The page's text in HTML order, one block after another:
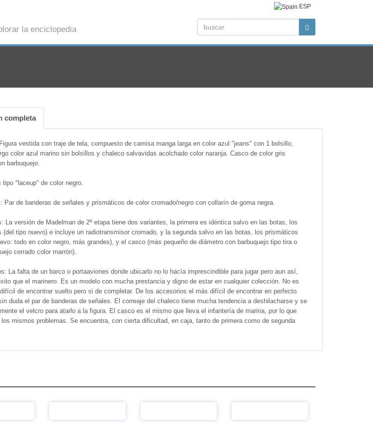
ESP
la enciclopedia
completa
vestida con traje de tela, compuesto de camisa manga larga en color azul "jeans" con 1 bolsillo,
color azul marino sin bolsillos y chaleco salvavidas acolchado color naranja. Casco de color gris
barbuquejo.
tipo "laceup" de color negro.
Par de banderas de señales y prismáticos de color cromado/negro con collarín de goma negra.
La versión de Madelman de 2ª etapa tiene dos variantes, la primera es idéntica salvo en las botas, los
(del tipo nuevo) e incluye un radiotransmisor cromado, y la segunda salvo en las botas, los prismáticos
todo en color negro, más grandes), y el casco (más pequeño de diámetro con barbuquejo tipo tira o
cerrado color marrón).
La falta de un barco o portaaviones donde ubicarlo no lo hacía imprescindible para jugar pero aun así,
que el marinero. Es un modelo con mucha prestancia y digno de estar en cualquier colección. No es
de encontrar suelto pero si de completar. De los accesorios el más difícil de encontrar en perfecto
duda el par de banderas de señales. El correaje del chaleco tiene mucha tendencia a deshilacharse y se
el velcro para atarlo a la figura. El casco es el mismo que lleva el infantería de marina, por lo que
los mismos problemas. Se encuentra, con cierta dificultad, en caja, tanto de primera como de segunda